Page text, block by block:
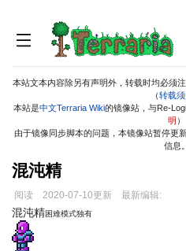
本站文本内容除另有声明外，转载时均必须
（转载须
本站是中文Terraria Wiki的镜像站，与Re-
明 ）
由于镜像同步脚本的问题，本镜像站暂停更
信息。
混沌精
阅读 2020-07-10更新 最新编辑:
跳
到
导
跳
到
搜
混沌精困难模式独有